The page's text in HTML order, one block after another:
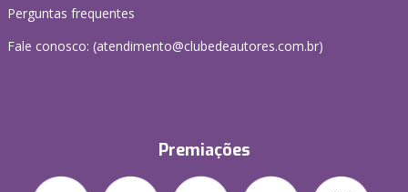
Perguntas frequentes
Fale conosco: (atendimento@clubedeautores.com.br)
Premiações